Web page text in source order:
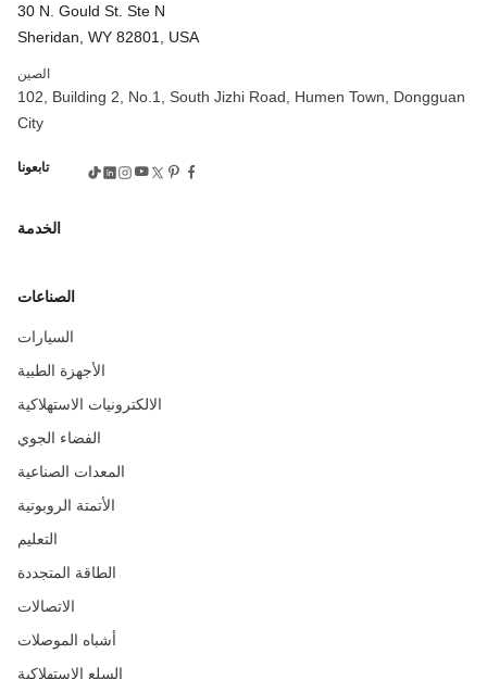
30 N. Gould St. Ste N
Sheridan, WY 82801, USA
الصين
102, Building 2, No.1, South Jizhi Road, Humen Town, Dongguan
City
تابعونا
الخدمة
الصناعات
السيارات
الأجهزة الطبية
الالكترونيات الاستهلاكية
الفضاء الجوي
المعدات الصناعية
الأتمتة الروبوتية
التعليم
الطاقة المتجددة
الاتصالات
أشباه الموصلات
السلع الاستهلاكية